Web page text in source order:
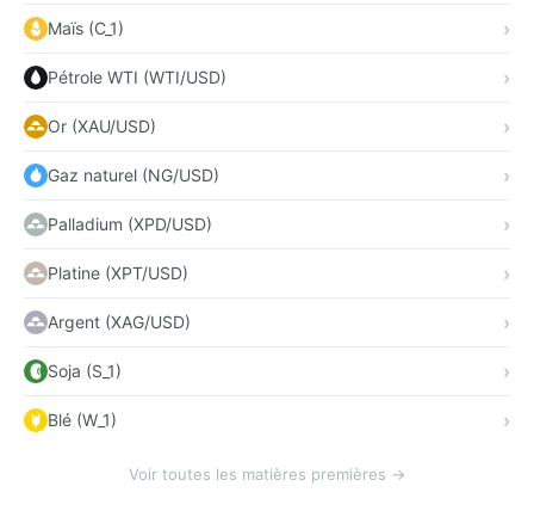
Maïs (C_1)
Pétrole WTI (WTI/USD)
Or (XAU/USD)
Gaz naturel (NG/USD)
Palladium (XPD/USD)
Platine (XPT/USD)
Argent (XAG/USD)
Soja (S_1)
Blé (W_1)
Voir toutes les matières premières →